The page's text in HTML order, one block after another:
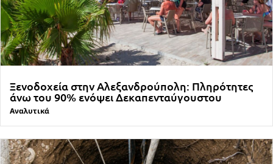
Ξενοδοχεία στην Αλεξανδρούπολη: Πληρότητες
άνω του 90% ενόψει Δεκαπενταύγουστου
Αναλυτικά